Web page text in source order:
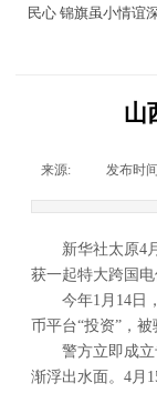
民心 锦旗虽小情谊深
山
来源: 发布时
新华社太原4
获一起特大跨国
今年1月14日
币平台“投资”，被
警方立即成
渐浮出水面。4月